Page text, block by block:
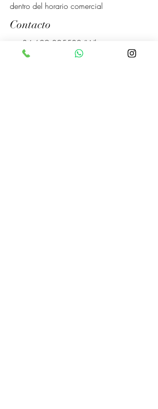
Contacto
+34 629 025582 (Whatsapp para
pedidos haga click
dentro del horario comercial